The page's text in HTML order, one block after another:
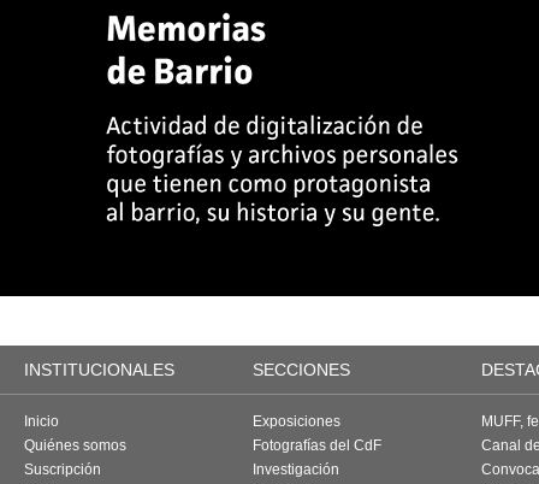
INSTITUCIONALES SECCIONES
Inicio
Quiénes somos
Suscripción
Exposiciones
Fotografías del CdF
Investigación
MUFF,
Canal